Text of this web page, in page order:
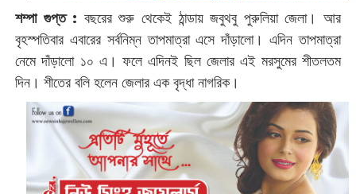
শম্পা গুপ্ত : বছরের শুরু থেকেই ঠান্ডায় জবুথবু ‌পুরুলিয়া জেলা। আর
বৃহস্পতিবার এবারের সর্বনিম্ন তাপমাত্রা এসে দাঁড়ালো। এদিন তাপমাত্রা
নেমে দাঁড়ালো ১০ এ। ফলে এদিনই ছিল জেলার এই মরসুমের শীতলতম
দিন। শীতের বলি হলেন জেলার এক বৃদ্ধা নাগরিক।